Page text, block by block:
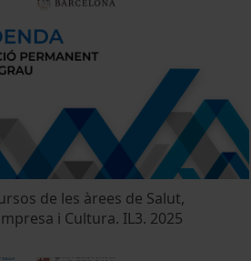
de les àrees de Salut,
i Cultura. IL3. 2025